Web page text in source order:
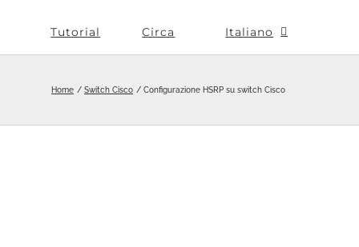
Tutorial Circa Italiano
Home Switch Cisco Configurazione HSRP su switch Cisco